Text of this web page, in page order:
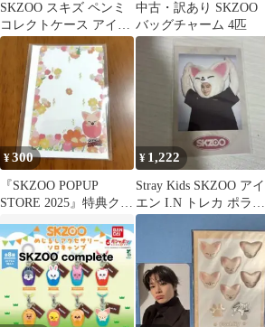
SKZOO スキズ ペンミ
コレクトケース アイエ
ン フォクシニー
中古・訳あり SKZOO
バッグチャーム 4匹
¥300
『SKZOO POPUP
STORE 2025』特典クリ
¥ 1,222
Stray Kids SKZOO アイ
エン I.N トレカ ポラロ
イド